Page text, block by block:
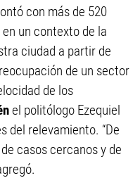
con más de 520
un contexto de la
ciudad a partir de
de un sector
de los
el politólogo Ezequiel
del relevamiento. “De
casos cercanos y de